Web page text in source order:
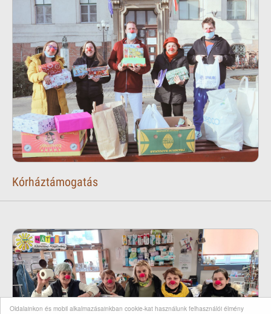
Oldalainkon és mobil alkalmazásainkban cookie-kat használunk felhasználói élmény
Kórháztámogatás